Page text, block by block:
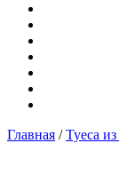
Главная /Туеса